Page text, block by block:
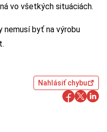
vo všetkých situáciách.
nemusí byť na výrobu
Nahlásiť chybu